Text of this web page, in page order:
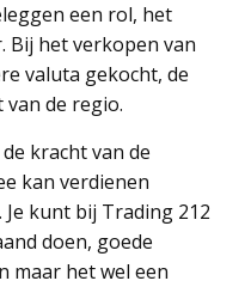
een rol, het
Bij het verkopen van
valuta gekocht, de
de regio.
kracht van de
kan verdienen
kunt bij Trading 212
doen, goede
maar het wel een